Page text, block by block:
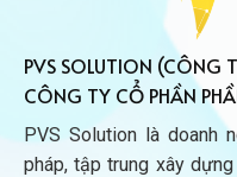
PVS SOLUTION (CÔNG
CÔNG TY CỔ PHẦN
PVS Solution là doanh
pháp, tập trung xây